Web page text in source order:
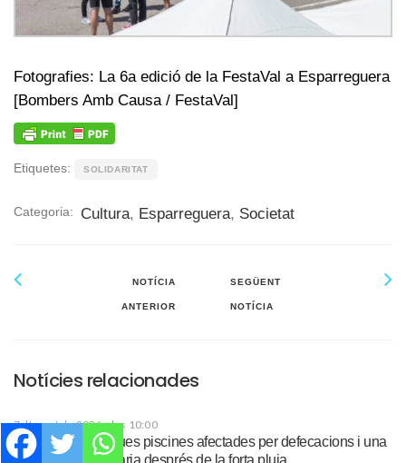
Fotografies: La 6a edició de la FestaVal a Esparreguera
[Bombers Amb Causa / FestaVal]
Etiquetes: SOLIDARITAT
Categoria: Cultura, Esparreguera, Societat
NOTÍCIA
ANTERIOR
SEGÜENT
NOTÍCIA
Notícies relacionades
7 d'agost de 2026 a les 10:00
Tornen a tancar dues piscines afectades per defecacions i una
també per una avaria després de la forta pluja